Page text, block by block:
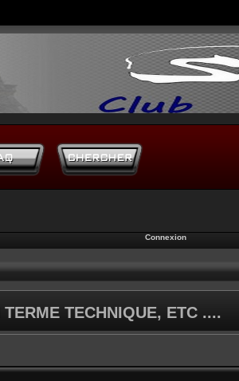
Connexion
TECHNIQUE, ETC ....